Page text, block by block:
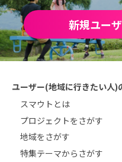
新規ユー
ユーザー(地域に行きたい人)
スマウトとは
プロジェクトをさがす
地域をさがす
特集テーマからさがす